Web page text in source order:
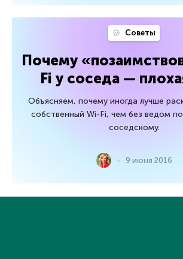
Советы
Почему
Fi у соседа —
Объясняем, почему иногда лучше
собственный Wi-Fi, чем без ведом
соседскому.
9 июня 2016